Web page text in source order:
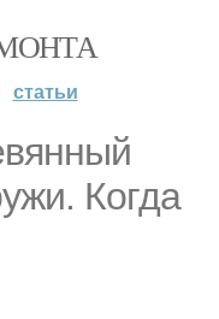
статьи
Когда